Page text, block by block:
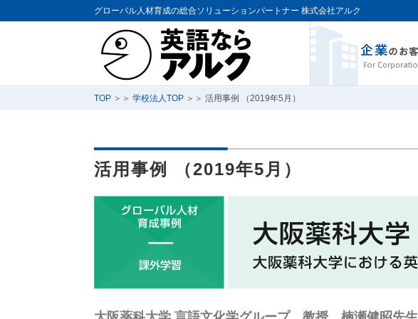
グローバル人材育成の総合ソリューションパートナー 株式会社アルク
TOP ＞＞ 学校法人TOP ＞＞ 活用事例 （2019年5月）
活用事例 （2019年5月）